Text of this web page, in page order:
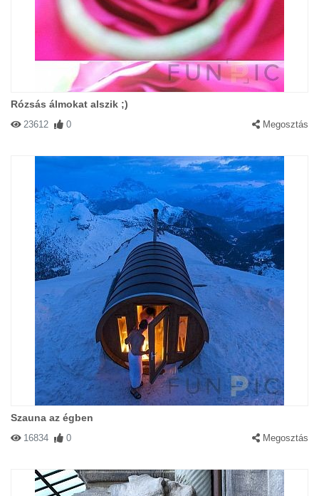
Rózsás álmokat alszik ;)
23612 0 Megosztás
Szauna az égben
16834 0 Megosztás